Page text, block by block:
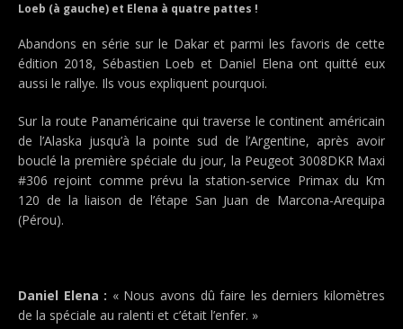
Loeb (à gauche) et Elena à quatre pattes !
Abandons en série sur le Dakar et parmi les favoris de cette
édition 2018, Sébastien Loeb et Daniel Elena ont quitté eux
aussi le rallye. Ils vous expliquent pourquoi.
Sur la route Panaméricaine qui traverse le continent américain
de l’Alaska jusqu’à la pointe sud de l’Argentine, après avoir
bouclé la première spéciale du jour, la Peugeot 3008DKR Maxi
#306 rejoint comme prévu la station-service Primax du Km
120 de la liaison de l’étape San Juan de Marcona-Arequipa
(Pérou).
Daniel Elena : « Nous avons dû faire les derniers kilomètres
de la spéciale au ralenti et c’était l’enfer. »